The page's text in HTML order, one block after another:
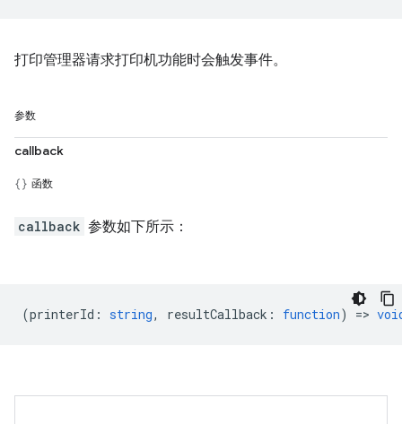
打印管理器请求打印机功能时会触发事件。
参数
callback
函数
callback 参数如下所示：
(printerId : string, resultCallback : function) =>